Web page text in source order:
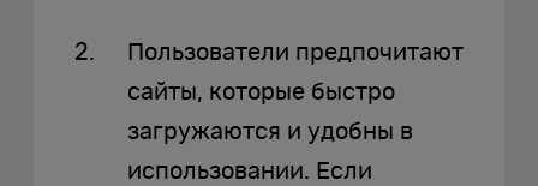
Пользователи предпочитают
сайты, которые быстро
загружаются и удобны в
использовании. Если